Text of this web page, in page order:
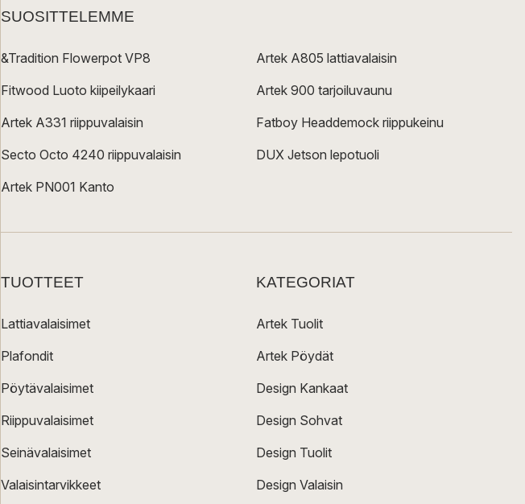
SUOSITTELEMME
&Tradition Flowerpot VP8
Fitwood Luoto kiipeilykaari
Artek A331 riippuvalaisin
Secto Octo 4240 riippuvalaisin
Artek PN001 Kanto
Artek A805 lattiavalaisin
Artek 900 tarjoiluvaunu
Fatboy Headdemock riippukeinu
DUX Jetson lepotuoli
TUOTTEET
Lattiavalaisimet
Plafondit
Pöytävalaisimet
Riippuvalaisimet
Seinävalaisimet
Valaisintarvikkeet
KATEGORIAT
Artek Tuolit
Artek Pöydät
Design Kankaat
Design Sohvat
Design Tuolit
Design Valaisin